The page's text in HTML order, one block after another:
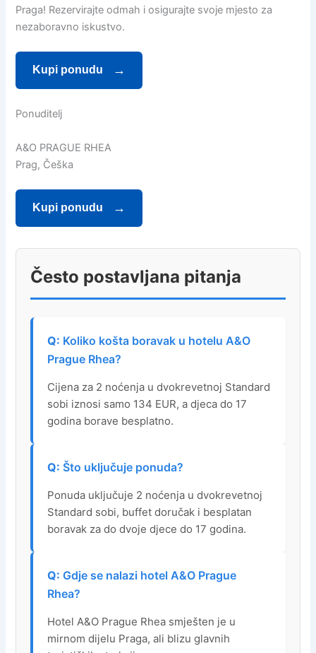
Praga! Rezervirajte odmah i osigurajte svoje mjesto za
nezaboravno iskustvo.
Kupi ponudu
Ponuditelj
A&O PRAGUE RHEA
Prag, Češka
Kupi ponudu
Često postavljana pitanja
Koliko košta boravak u hotelu A&O
Prague Rhea?
Cijena za 2 noćenja u dvokrevetnoj Standard
sobi iznosi samo 134 EUR, a djeca do 17
godina borave besplatno.
Što uključuje ponuda?
Ponuda uključuje 2 noćenja u dvokrevetnoj
Standard sobi, buffet doručak i besplatan
boravak za do dvoje djece do 17 godina.
Gdje se nalazi hotel A&O Prague
Rhea?
Hotel A&O Prague Rhea smješten je u
mirnom dijelu Praga, ali blizu glavnih